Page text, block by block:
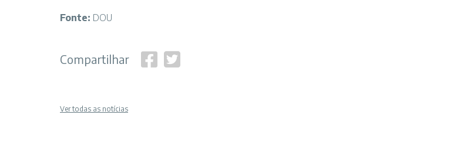
Fonte: DOU
Compartilhar
Ver todas as notícias